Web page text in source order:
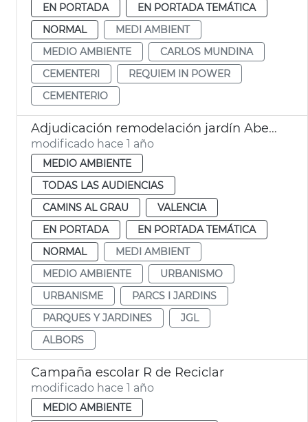
EN PORTADA
EN PORTADA TEMÁTICA
NORMAL
MEDI AMBIENT
MEDIO AMBIENTE
CARLOS MUNDINA
CEMENTERI
REQUIEM IN POWER
CEMENTERIO
Adjudicación remodelación jardín Aben al-Abbar
modificado hace 1 año
MEDIO AMBIENTE
TODAS LAS AUDIENCIAS
CAMINS AL GRAU
VALENCIA
EN PORTADA
EN PORTADA TEMÁTICA
NORMAL
MEDI AMBIENT
MEDIO AMBIENTE
URBANISMO
URBANISME
PARCS I JARDINS
PARQUES Y JARDINES
JGL
ALBORS
Campaña escolar R de Reciclar
modificado hace 1 año
MEDIO AMBIENTE